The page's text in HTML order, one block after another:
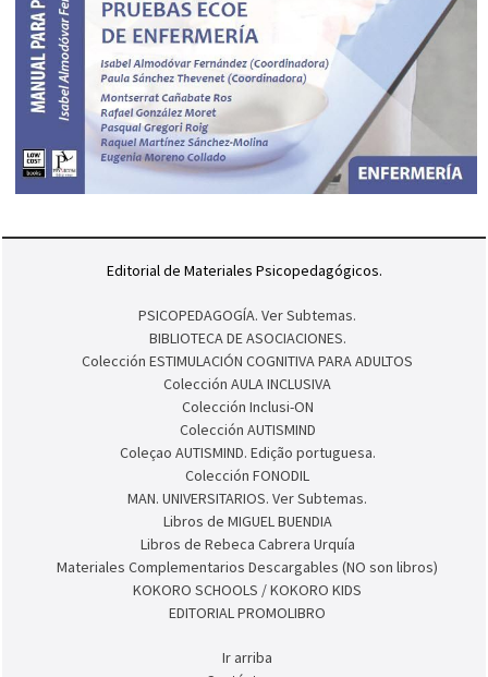
Editorial de Materiales Psicopedagógicos.
PSICOPEDAGOGÍA. Ver Subtemas.
BIBLIOTECA DE ASOCIACIONES.
Colección ESTIMULACIÓN COGNITIVA PARA ADULTOS
Colección AULA INCLUSIVA
Colección Inclusi-ON
Colección AUTISMIND
Coleçao AUTISMIND. Edição portuguesa.
Colección FONODIL
MAN. UNIVERSITARIOS. Ver Subtemas.
Libros de MIGUEL BUENDIA
Materiales Complementarios Descargables (NO son libros)